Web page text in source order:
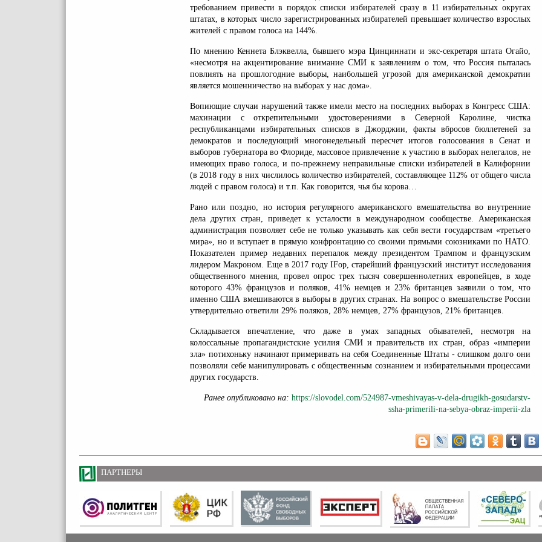
требованием привести в порядок списки избирателей сразу в 11 избирательных округах
штатах, в которых число зарегистрированных избирателей превышает количество взрослых
жителей с правом голоса на 144%.
По мнению Кеннета Блэквелла, бывшего мэра Цинциннати и экс-секретаря штата Огайо,
«несмотря на акцентирование внимание СМИ к заявлениям о том, что Россия пыталась
повлиять на прошлогодние выборы, наибольшей угрозой для американской демократии
является мошенничество на выборах у нас дома».
Вопиющие случаи нарушений также имели место на последних выборах в Конгресс США:
махинации с открепительными удостоверениями в Северной Каролине, чистка
республиканцами избирательных списков в Джорджии, факты вбросов бюллетеней за
демократов и последующий многонедельный пересчет итогов голосования в Сенат и
выборов губернатора во Флориде, массовое привлечение к участию в выборах нелегалов, не
имеющих право голоса, и по-прежнему неправильные списки избирателей в Калифорнии
(в 2018 году в них числилось количество избирателей, составляющее 112% от общего числа
людей с правом голоса) и т.п. Как говорится, чья бы корова…
Рано или поздно, но история регулярного американского вмешательства во внутренние
дела других стран, приведет к усталости в международном сообществе. Американская
администрация позволяет себе не только указывать как себя вести государствам «третьего
мира», но и вступает в прямую конфронтацию со своими прямыми союзниками по НАТО.
Показателен пример недавних перепалок между президентом Трампом и французским
лидером Макроном. Еще в 2017 году IFop, старейший французский институт исследования
общественного мнения, провел опрос трех тысяч совершеннолетних европейцев, в ходе
которого 43% французов и поляков, 41% немцев и 23% британцев заявили о том, что
именно США вмешиваются в выборы в других странах. На вопрос о вмешательстве России
утвердительно ответили 29% поляков, 28% немцев, 27% французов, 21% британцев.
Складывается впечатление, что даже в умах западных обывателей, несмотря на
колоссальные пропагандистские усилия СМИ и правительств их стран, образ «империи
зла» потихоньку начинают примеривать на себя Соединенные Штаты - слишком долго они
позволяли себе манипулировать с общественным сознанием и избирательными процессами
других государств.
Ранее опубликовано на: https://slovodel.com/524987-vmeshivayas-v-dela-drugikh-gosudarstv-
ssha-primerili-na-sebya-obraz-imperii-zla
ПАРТНЕРЫ